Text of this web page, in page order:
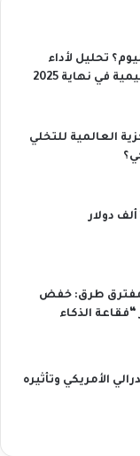
تحليل لأداء
في نهاية 2025
العالمية للتخلي
مفترق طرق: خفض
الذكاء
الأمريكي وتأثيره